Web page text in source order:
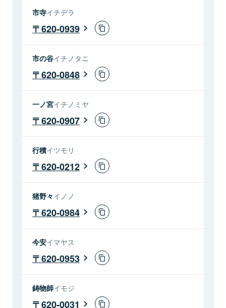
市寺イチデラ
620-0939
市の谷イチノタニ
620-0848
一ノ宮イチノミヤ
620-0907
行積イツモリ
620-0212
猪野々イノノ
620-0984
今安イマヤス
620-0953
鋳物師イモジ
620-0031